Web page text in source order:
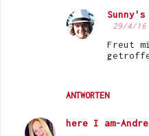
ANTWORTEN
29/4/
Freut
here I am-